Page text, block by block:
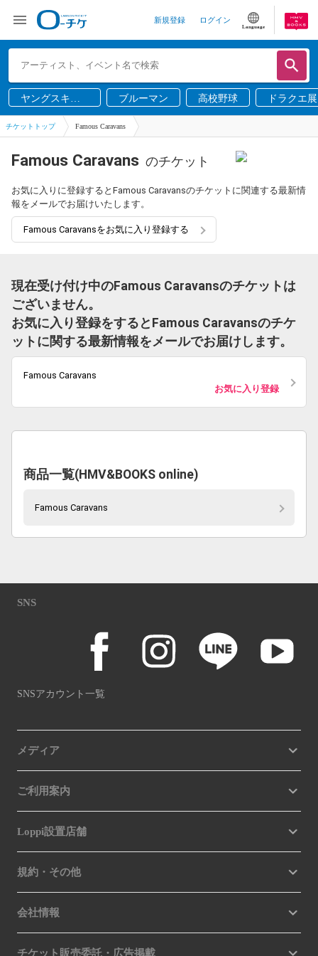
新規登録 ログイン
Language
ヤングスキニ
ー
ブルーマン 高校野球 ドラクエ展
チケットトップ Famous Caravans
Famous Caravans のチケット
お気に入りに登録するとFamous Caravansのチケットに関連する最新情
報をメールでお届けいたします。
Famous Caravansをお気に入り登録する
現在受け付け中のFamous Caravansのチケットは
ございません。
お気に入り登録をするとFamous Caravansのチケ
ットに関する最新情報をメールでお届けします。
Famous Caravans
お気に入り登録
商品一覧(HMV&BOOKS online)
Famous Caravans
SNS
SNSアカウント一覧
メディア
ご利用案内
Loppi設置店舗
規約・その他
会社情報
チケット販売委託・広告掲載